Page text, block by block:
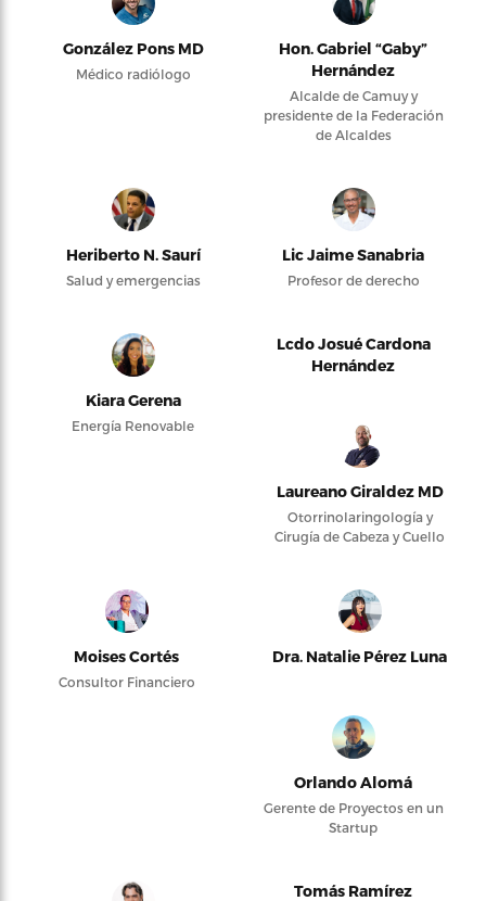
González Pons MD
Médico radiólogo
Hon. Gabriel “Gaby”
Hernández
Alcalde de Camuy y
presidente de la Federación
de Alcaldes
Heriberto N. Saurí
Salud y emergencias
Lic Jaime Sanabria
Profesor de derecho
Kiara Gerena
Energía Renovable
Lcdo Josué Cardona
Hernández
Laureano Giraldez MD
Otorrinolaringología y
Cirugía de Cabeza y Cuello
Moises Cortés
Consultor Financiero
Dra. Natalie Pérez Luna
Orlando Alomá
Gerente de Proyectos en un
Startup
Tomás Ramírez